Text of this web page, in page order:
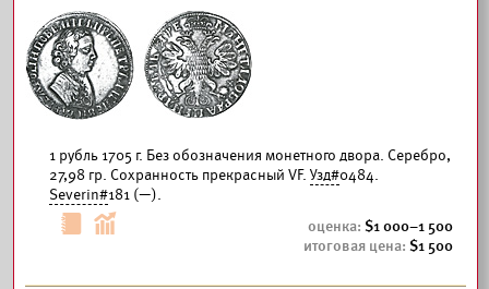
1 рубль 1705 г. Без обозначения монетного двора. Серебро,
27,98 гр. Сохранность прекрасный VF. Узд#0484.
Severin#181 (—).
1 000–1 500
1 500